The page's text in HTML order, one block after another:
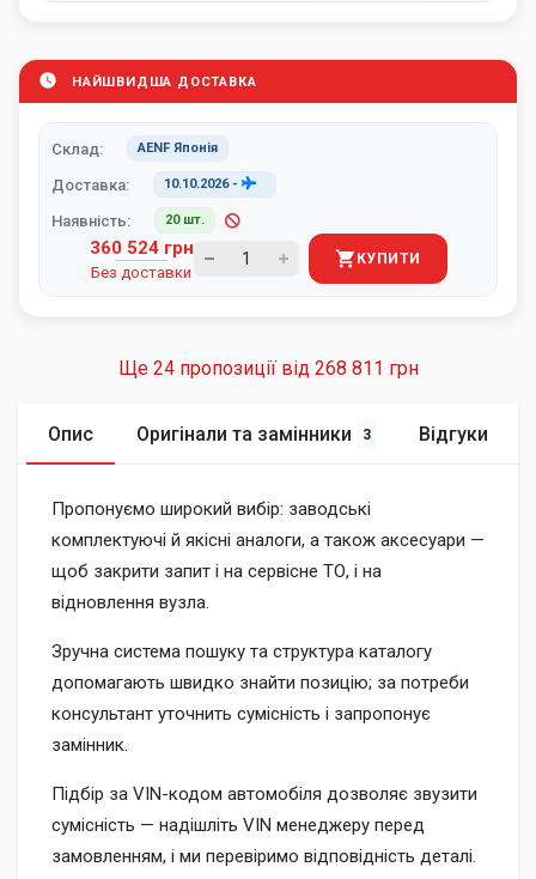
НАЙШВИДША ДОСТАВКА
Склад: AENF Японія
Доставка: 10.10.2026-
Наявність: 20 шт.
360 524 грн
Без доставки
КУПИТИ
Ще 24 пропозиції від 268 811 грн
Опис Оригінали та замінники 3 Відгуки
Пропонуємо широкий вибір: заводські
комплектуючі й якісні аналоги, а також аксесуари —
щоб закрити запит і на сервісне ТО, і на
відновлення вузла.
Зручна система пошуку та структура каталогу
допомагають швидко знайти позицію; за потреби
консультант уточнить сумісність і запропонує
замінник.
Підбір за VIN-кодом автомобіля дозволяє звузити
сумісність — надішліть VIN менеджеру перед
замовленням, і ми перевіримо відповідність деталі.